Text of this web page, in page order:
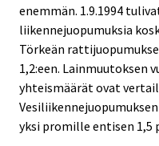
enemmän. 1.9.1994
liikennejuopumuksia
Törkeän
1,2:een. Lainmuutoksen
yhteismäärät ovat
yksi promille entisen 1,5